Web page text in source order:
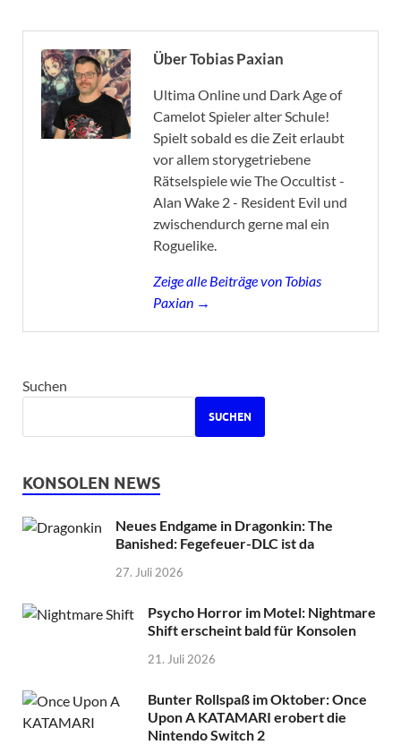
Über Tobias Paxian
Ultima Online und Dark Age of
Camelot Spieler alter Schule!
Spielt sobald es die Zeit erlaubt
vor allem storygetriebene
Rätselspiele wie The Occultist -
Alan Wake 2 - Resident Evil und
zwischendurch gerne mal ein
Roguelike.
Zeige alle Beiträge von Tobias
Paxian →
Suchen
SUCHEN
KONSOLEN NEWS
Neues Endgame in Dragonkin: The
Banished: Fegefeuer-DLC ist da
27. Juli 2026
Psycho Horror im Motel: Nightmare
Shift erscheint bald für Konsolen
21. Juli 2026
Bunter Rollspaß im Oktober: Once
Upon A KATAMARI erobert die
Nintendo Switch 2